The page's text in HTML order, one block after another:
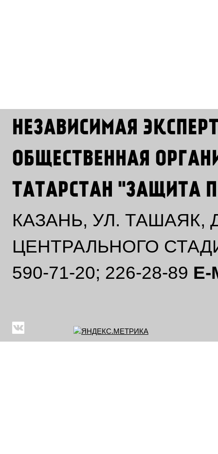
НЕЗАВИСИМАЯ
ОБЩЕСТВЕННАЯ
ТАТАРСТАН "ЗАЩИТА
КАЗАНЬ, УЛ. ТАШАЯК,
ЦЕНТРАЛЬНОГО
590-71-20; 226-28-89 E-